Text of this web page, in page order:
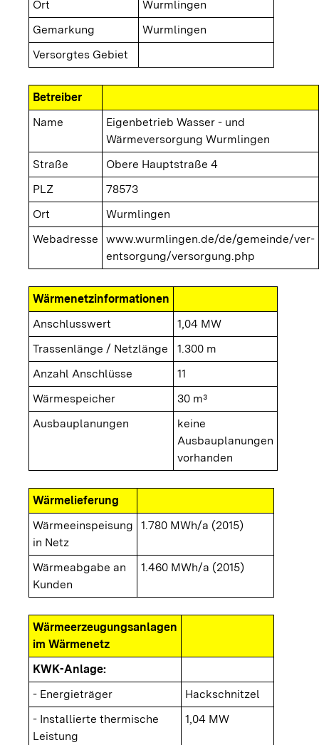
Ort
Wurmlingen
Gemarkung
Wurmlingen
Versorgtes Gebiet
Betreiber
Name
Eigenbetrieb Wasser - und
Wärmeversorgung Wurmlingen
Straße
Obere Hauptstraße 4
PLZ
78573
Ort
Wurmlingen
Webadresse
www.wurmlingen.de/de/gemeinde/ver-
entsorgung/versorgung.php
Wärmenetzinformationen
Anschlusswert
1,04 MW
Trassenlänge / Netzlänge
1.300 m
Anzahl Anschlüsse
11
Wärmespeicher
30 m³
Ausbauplanungen
keine
Ausbauplanungen
vorhanden
Wärmelieferung
Wärmeeinspeisung
in Netz
1.780 MWh/a (2015)
Wärmeabgabe an
Kunden
1.460 MWh/a (2015)
Wärmeerzeugungsanlagen
im Wärmenetz
KWK-Anlage:
- Energieträger
Hackschnitzel
- Installierte thermische
Leistung
1,04 MW